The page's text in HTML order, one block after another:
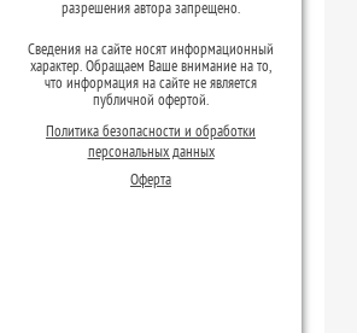
разрешения автора запрещено.
Сведения на сайте носят информационный
характер. Обращаем Ваше внимание на то,
что информация на сайте не является
публичной офертой.
Политика безопасности и обработки
персональных данных
Оферта